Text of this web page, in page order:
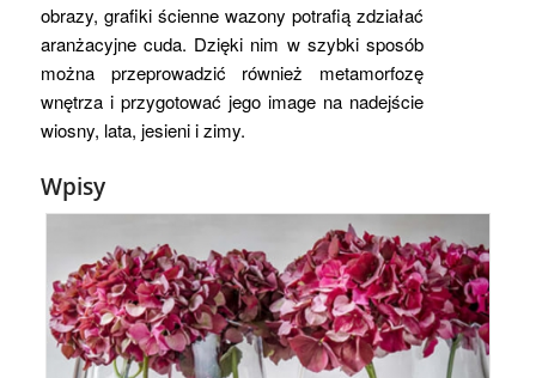
obrazy, grafiki ścienne wazony potrafią zdziałać
aranżacyjne cuda. Dzięki nim w szybki sposób
można przeprowadzić również metamorfozę
wnętrza i przygotować jego image na nadejście
wiosny, lata, jesieni i zimy.
Wpisy